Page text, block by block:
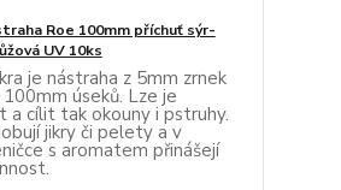
Roe 100mm příchuť sýr-
UV 10ks
je nástraha z 5mm zrnek
úseků. Lze je
a cílit tak okouny i pstruhy.
jikry či pelety a v
s aromatem přinášejí